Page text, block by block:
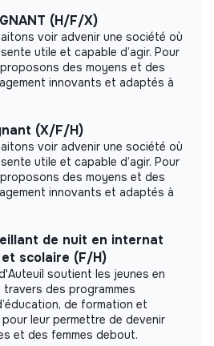
de vacataires, participer aux
à la mise en place de projets
de stages et organiser l’accueil
terrain, en lien avec les RH.
à l’organisation de projets
Petite Enfance (journées
transversales, projets de
petite enfance (proposition du
jusqu’à sa
EN SON ABSENCE :
en termes de personnels
absences imprévues, etc.)
urgents (avis RH)
de volantes (affectation,
did not yet communicate
communicate to us the
that it was able to obtain.
document.
(H/F/X)
voir advenir une société où
utile et capable d’agir. Pour
des moyens et des
innovants et adaptés à
(X/F/H)
voir advenir une société où
utile et capable d’agir. Pour
des moyens et des
innovants et adaptés à
de nuit en internat
scolaire (F/H)
soutient les jeunes en
des programmes
de formation et
pour leur permettre de devenir
et des femmes debout.